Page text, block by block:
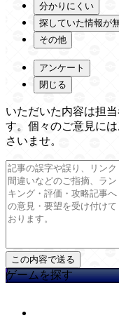
分かりにくい
探していた情報が
その他
アンケート
閉じる
いただいた内容は担
す。個々のご意見に
さいませ。
ゲームを探す